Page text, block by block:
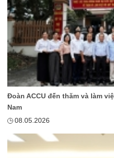
Đoàn ACCU đến thăm và làm
Nam
08.05.2026